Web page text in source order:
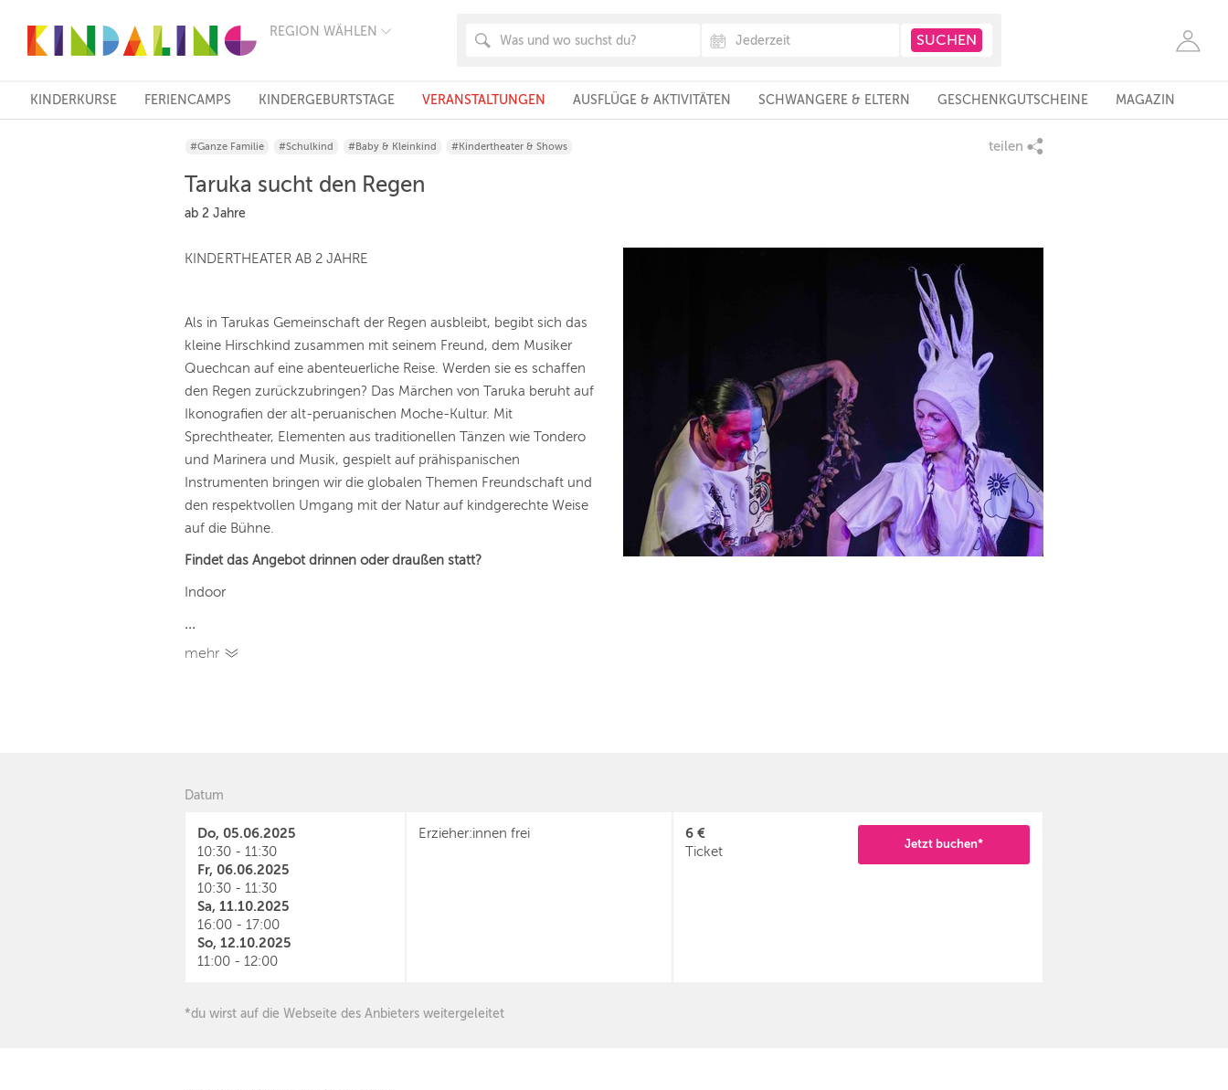
REGION WÄHLEN
FRANKFURT
KÖLN
STUTTGART
ESSEN
HANNOVER
WIEN
KINDERKURSE FERIENCAMPS KINDERGEBURTSTAGE VERANSTALTUNGEN AUSFLÜGE & AKTIVITÄTEN SCHWANGERE & ELTERN GESCHENKGUTSCHEINE MAGAZIN
#Ganze Familie #Schulkind #Baby & Kleinkind #Kindertheater & Shows teilen
Taruka sucht den Regen
ab 2 Jahre
KINDERTHEATER AB 2 JAHRE
Als in Tarukas Gemeinschaft der Regen ausbleibt, begibt sich das
kleine Hirschkind zusammen mit seinem Freund, dem Musiker
Quechcan auf eine abenteuerliche Reise. Werden sie es schaffen
den Regen zurückzubringen? Das Märchen von Taruka beruht auf
Ikonografien der alt-peruanischen Moche-Kultur. Mit
Sprechtheater, Elementen aus traditionellen Tänzen wie Tondero
und Marinera und Musik, gespielt auf prähispanischen
Instrumenten bringen wir die globalen Themen Freundschaft und
den respektvollen Umgang mit der Natur auf kindgerechte Weise
auf die Bühne.
Findet das Angebot drinnen oder draußen statt?
Indoor
...
mehr
Datum
Do, 05.06.2025
10:30 - 11:30
Fr, 06.06.2025
10:30 - 11:30
Sa, 11.10.2025
16:00 - 17:00
So, 12.10.2025
11:00 - 12:00
Erzieher:innen frei 6 €
Ticket
Jetzt buchen*
*du wirst auf die Webseite des Anbieters weitergeleitet